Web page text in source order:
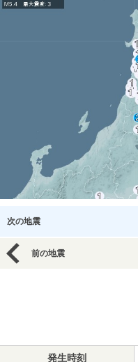
次の地震
前の地震
発生時刻